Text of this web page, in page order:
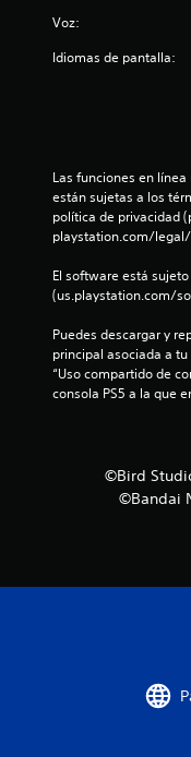
Voz:
Idiomas de pantalla:
Las funciones en
están sujetas a los
política de privacidad
playstation.com/
El software está
(us.playstation.com/
Puedes descargar y
principal asociada a
“Uso compartido de
consola PS5 a la que
©Bird
©Bandai